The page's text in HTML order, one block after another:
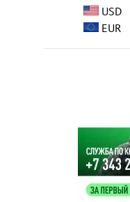
USD
EUR